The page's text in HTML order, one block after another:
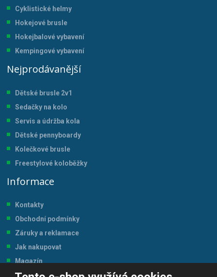
Cyklistické helmy
Hokejové brusle
Hokejbalové vybavení
Kempingové vybavení
Nejprodávanější
Dětské brusle 2v1
Sedačky na kolo
Servis a údržba kola
Dětské pennyboardy
Kolečkové brusle
Freestylové koloběžky
Informace
Kontakty
Obchodní podmínky
Záruky a reklamace
Jak nakupovat
Magazín
Tabulka velikostí